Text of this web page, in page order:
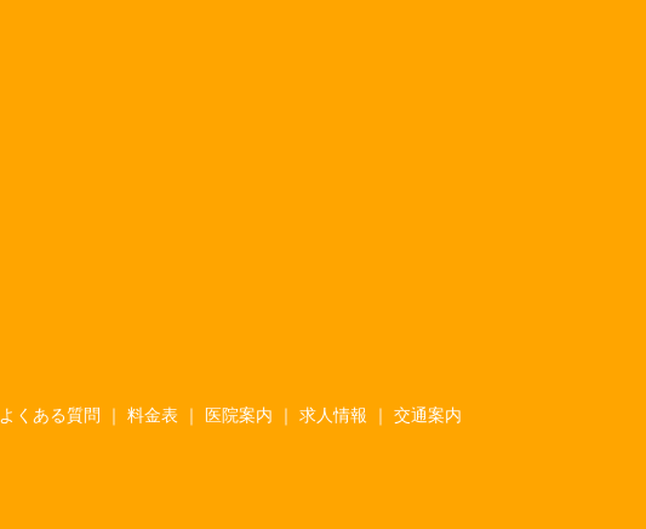
よくある質問 料金表 医院案内 求人情報
交通案内